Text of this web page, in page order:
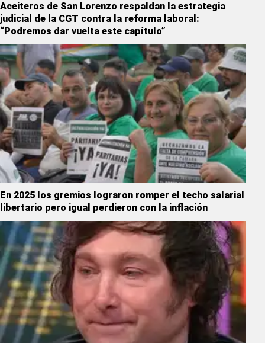
Aceiteros de San Lorenzo respaldan la estrategia
judicial de la CGT contra la reforma laboral:
“Podremos dar vuelta este capítulo”
En 2025 los gremios lograron romper el techo salarial
libertario pero igual perdieron con la inflación